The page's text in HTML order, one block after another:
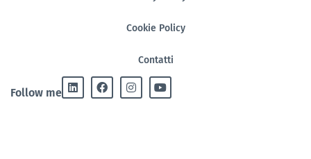
Cookie Policy
Contatti
Follow me